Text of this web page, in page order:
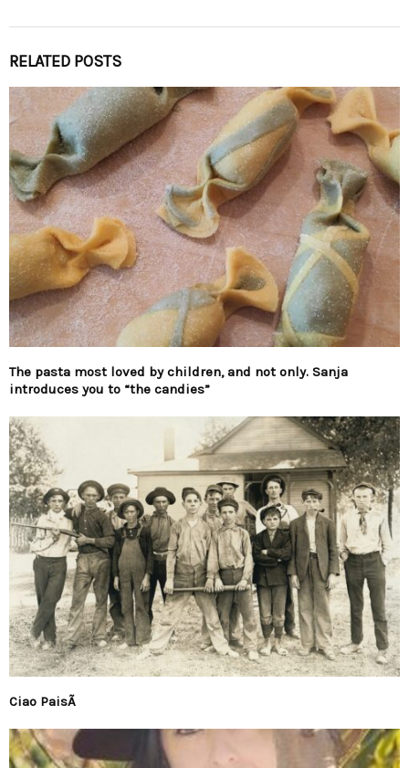
RELATED POSTS
The pasta most loved by children, and not only. Sanja
introduces you to “the candies”
Ciao PaisÃ